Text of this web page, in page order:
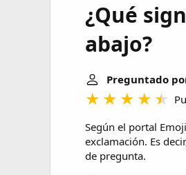
¿Qué
abajo?
Preguntado
Según el portal
exclamación. Es
de pregunta.